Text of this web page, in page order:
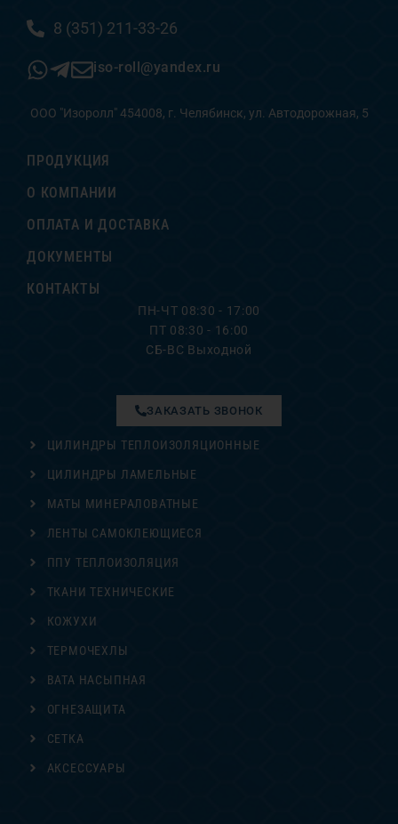
8 (351) 211-33-26
iso-roll@yandex.ru
ООО "Изоролл" 454008, г. Челябинск, ул. Автодорожная, 5
ПРОДУКЦИЯ
О КОМПАНИИ
ОПЛАТА И ДОСТАВКА
ДОКУМЕНТЫ
КОНТАКТЫ
ПН-ЧТ 08:30 - 17:00
ПТ 08:30 - 16:00
СБ-ВС Выходной
ЦИЛИНДРЫ ТЕПЛОИЗОЛЯЦИОННЫЕ
ЦИЛИНДРЫ ЛАМЕЛЬНЫЕ
МАТЫ МИНЕРАЛОВАТНЫЕ
ЛЕНТЫ САМОКЛЕЮЩИЕСЯ
ППУ ТЕПЛОИЗОЛЯЦИЯ
ТКАНИ ТЕХНИЧЕСКИЕ
ЗАКАЗАТЬ ЗВОНОК
КОЖУХИ
ТЕРМОЧЕХЛЫ
ВАТА НАСЫПНАЯ
ОГНЕЗАЩИТА
СЕТКА
АКСЕССУАРЫ